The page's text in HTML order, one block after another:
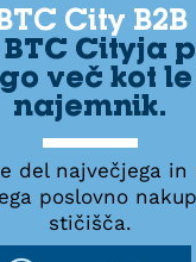
City B2B
Cityja
več kot
najemnik.
del največjega in
poslovno
stičišča.